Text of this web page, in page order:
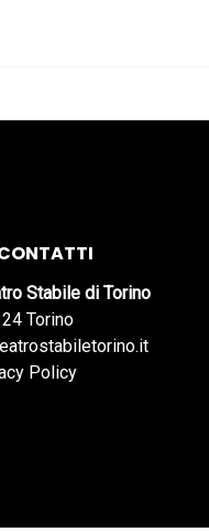
Stabile di Torino
Torino
Policy